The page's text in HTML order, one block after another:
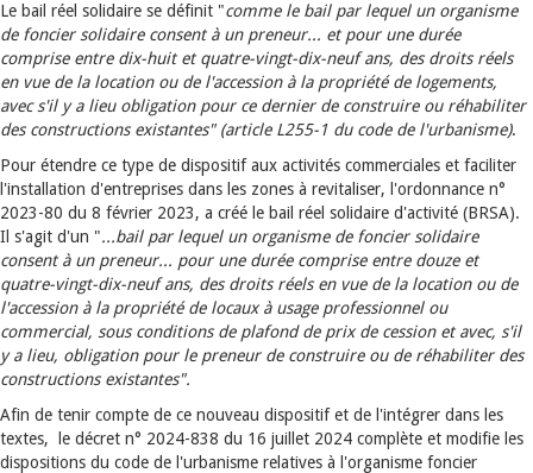
Le bail réel solidaire se définit "comme le bail par lequel un organisme
de foncier solidaire consent à un preneur... et pour une durée
comprise entre dix-huit et quatre-vingt-dix-neuf ans, des droits réels
en vue de la location ou de l'accession à la propriété de logements,
avec s'il y a lieu obligation pour ce dernier de construire ou réhabiliter
des constructions existantes" (article L255-1 du code de l'urbanisme).
Pour étendre ce type de dispositif aux activités commerciales et faciliter
l'installation d'entreprises dans les zones à revitaliser, l'ordonnance n°
2023-80 du 8 février 2023, a créé le bail réel solidaire d'activité (BRSA).
Il s'agit d'un "...bail par lequel un organisme de foncier solidaire
consent à un preneur... pour une durée comprise entre douze et
quatre-vingt-dix-neuf ans, des droits réels en vue de la location ou de
l'accession à la propriété de locaux à usage professionnel ou
commercial, sous conditions de plafond de prix de cession et avec, s'il
y a lieu, obligation pour le preneur de construire ou de réhabiliter des
constructions existantes".
Afin de tenir compte de ce nouveau dispositif et de l'intégrer dans les
textes, le décret n° 2024-838 du 16 juillet 2024 complète et modifie les
dispositions du code de l'urbanisme relatives à l'organisme foncier